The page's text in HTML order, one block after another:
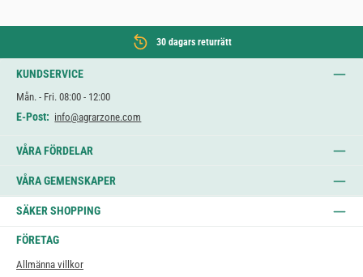
30 dagars returrätt
KUNDSERVICE
Mån. - Fri. 08:00 - 12:00
E-Post: info@agrarzone.com
VÅRA FÖRDELAR
VÅRA GEMENSKAPER
SÄKER SHOPPING
FÖRETAG
Allmänna villkor